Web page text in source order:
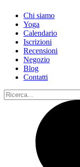
Chi siamo
Yoga
Calendario
Іscrizioni
Recensioni
Negozio
Blog
Contatti